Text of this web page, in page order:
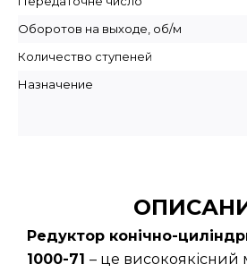
Оборотов на выходе, об/м
Количество ступеней
Назначение
Редуктор конічно-
1000-71 – це високоякісний